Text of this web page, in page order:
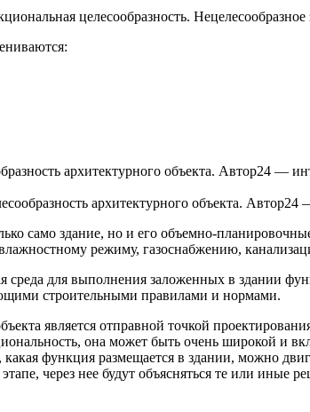
целесообразность. Нецелесообразное
архитектурного объекта. Автор24
само здание, но и его объемно-
режиму, газоснабжению,
для выполнения заложенных в здании
строительными правилами и нормами.
является отправной точкой
она может быть очень широкой и
функция размещается в здании, можно
через нее будут объясняться те или иные